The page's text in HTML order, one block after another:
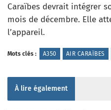
Caraïbes devrait intégrer
mois de décembre. Elle
l’appareil.
Mots clés : A350 AIR CARAÏBES
À lire également